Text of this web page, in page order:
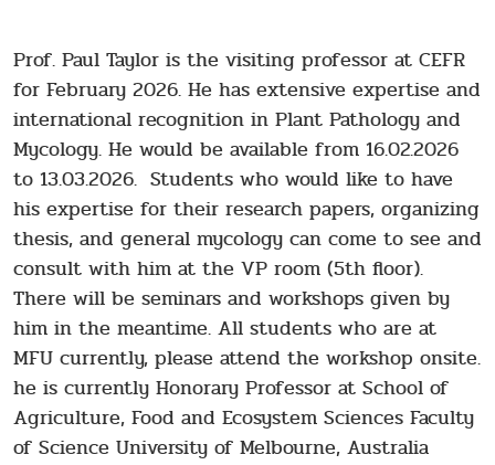
Prof. Paul Taylor is the visiting professor at CEFR
for February 2026. He has extensive expertise and
international recognition in Plant Pathology and
Mycology. He would be available from 16.02.2026
to 13.03.2026. Students who would like to have
his expertise for their research papers, organizing
thesis, and general mycology can come to see and
consult with him at the VP room (5th floor).
There will be seminars and workshops given by
him in the meantime. All students who are at
MFU currently, please attend the workshop onsite.
he is currently Honorary Professor at School of
Agriculture, Food and Ecosystem Sciences Faculty
of Science University of Melbourne, Australia